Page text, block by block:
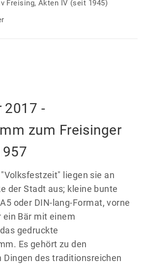
Freising, Akten IV (seit 1945)
2017 -
zum Freisinger
liegen sie an
der Stadt aus; kleine bunte
oder DIN-lang-Format, vorne
Bär mit einem
gedruckte
Es gehört zu den
Dingen des traditionsreichen